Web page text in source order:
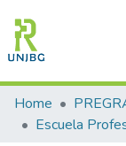
Communities &
All of DSpace
Home